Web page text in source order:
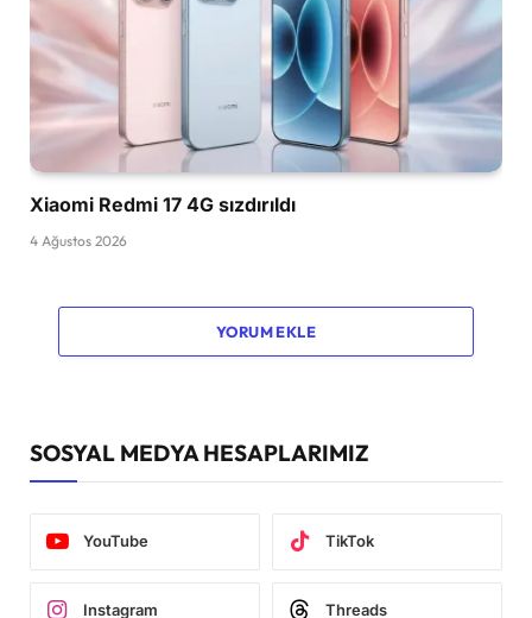
Xiaomi Redmi 17 4G sızdırıldı
4 Ağustos 2026
YORUM EKLE
SOSYAL MEDYA HESAPLARIMIZ
YouTube TikTok
Instagram Threads